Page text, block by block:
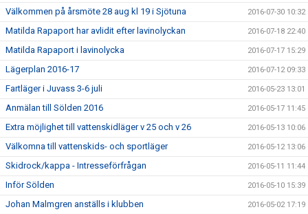
Välkommen på årsmöte 28 aug kl 19 i Sjötuna 2016-07-30 10:32
Matilda Rapaport har avlidit efter lavinolyckan 2016-07-18 22:40
Matilda Rapaport i lavinolycka 2016-07-17 15:29
Lägerplan 2016-17 2016-07-12 09:33
Fartläger i Juvass 3-6 juli 2016-05-23 13:01
Anmälan till Sölden 2016 2016-05-17 11:45
Extra möjlighet till vattenskidläger v 25 och v 26 2016-05-13 10:06
Välkomna till vattenskids- och sportläger 2016-05-12 13:06
Skidrock/kappa - Intresseförfrågan 2016-05-11 11:44
Inför Sölden 2016-05-10 15:39
Johan Malmgren anställs i klubben 2016-05-02 17:19